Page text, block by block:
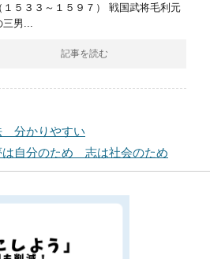
１５３３～１５９７） 戦国武将毛利元
三男...
記事を読む
分かりやすい
自分のため 志は社会のため